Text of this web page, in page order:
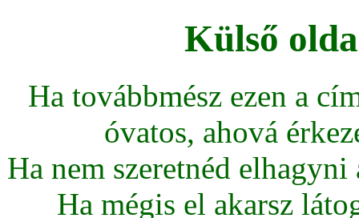
Külső
Ha továbbmész ezen a
óvatos, ahová
Ha nem szeretnéd
Ha mégis el akarsz